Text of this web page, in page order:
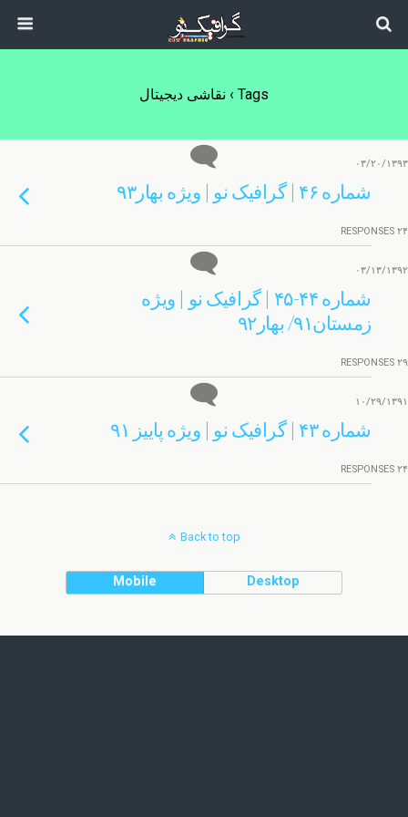
Tags › نقاشی دیجیتال
۰۳/۲۰/۱۳۹۳
شماره ۴۶ | گرافیک نو | ویژه بهار۹۳
۲۴ RESPONSES
۰۳/۱۳/۱۳۹۲
شماره ۴۴-۴۵ | گرافیک نو | ویژه
زمستان۹۱/ بهار۹۲
۲۹ RESPONSES
۱۰/۲۹/۱۳۹۱
شماره ۴۳ | گرافیک نو | ویژه پاییز ۹۱
۲۴ RESPONSES
Back to top
Mobile Desktop